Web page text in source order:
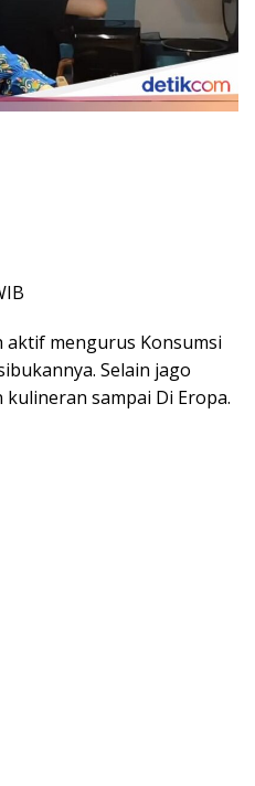
aktif mengurus Konsumsi
Selain jago
kulineran sampai Di Eropa.